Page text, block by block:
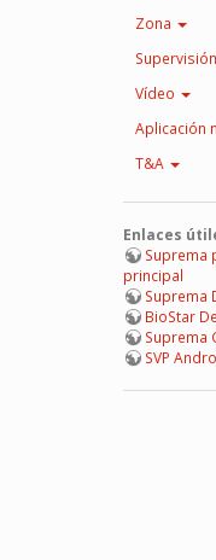
Zona
Supervisión
Vídeo
Aplicación
T&A
Enlaces
Suprema
principal
Suprema
BioStar
Suprema
SVP